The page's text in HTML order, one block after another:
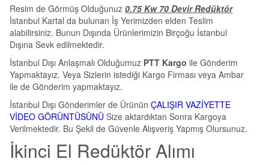
Resim de Görmüş Olduğunuz 0.75 Kw 70 Devir Redüktör
İstanbul Kartal da bulunan İş Yerimizden elden Teslim
alabilirsiniz. Bunun Dışında Ürünlerimizin Birçoğu İstanbul
Dışına Sevk edilmektedir.
İstanbul Dışı Anlaşmalı Olduğumuz PTT Kargo ile Gönderim
Yapmaktayız. Veya Sizlerin istediği Kargo Firması veya Ambar
ile de Gönderim yapmaktayız.
İstanbul Dışı Gönderimler de Ürünün ÇALIŞIR VAZİYETTE
VİDEO GÖRÜNTÜSÜNÜ Size aktardıktan Sonra Kargoya
Verilmektedir. Bu Şekil de Güvenle Alışveriş Yapmış Olursunuz.
İkinci El Redüktör Alımı